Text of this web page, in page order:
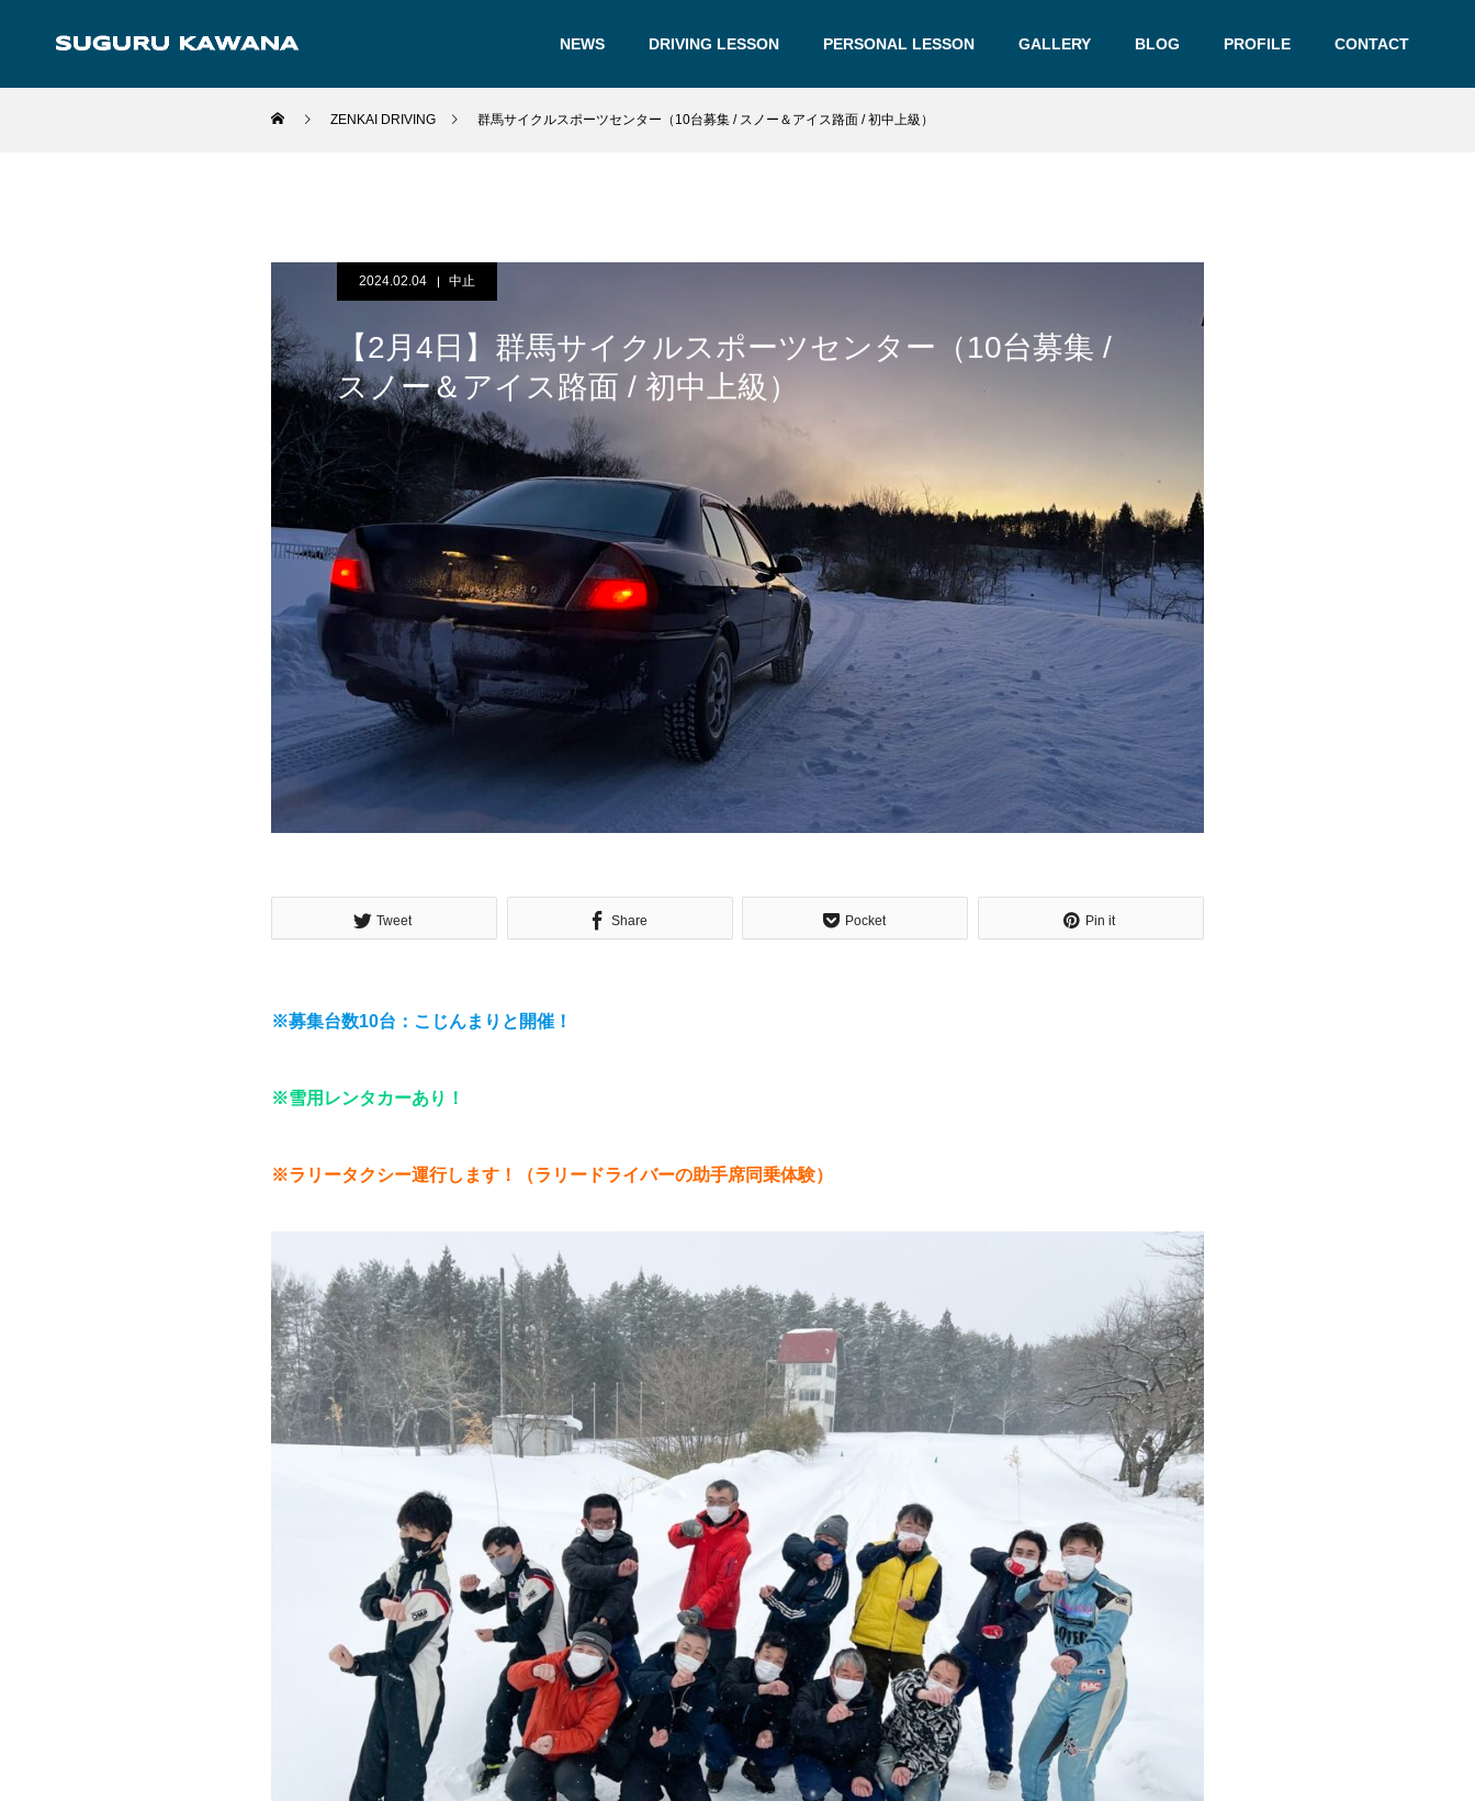
NEWS DRIVING LESSON PERSONAL LESSON GALLERY BLOG PROFILE CONTACT
ZENKAI DRIVING 群馬サイクルスポーツセンター（10台募集 / スノー＆アイス路面 / 初中上級）
2024.02.04 中止
【2月4日】群馬サイクルスポーツセンター（10台募集 /
スノー＆アイス路面 / 初中上級）
Tweet Share Pocket Pin it
※募集台数10台：こじんまりと開催！
※雪用レンタカーあり！
※ラリータクシー運行します！（ラリードライバーの助手席同乗体験）